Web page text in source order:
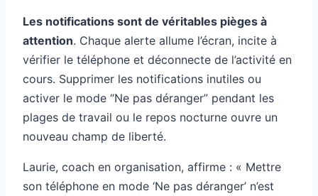
Les notifications sont de véritables pièges à
attention. Chaque alerte allume l’écran, incite à
vérifier le téléphone et déconnecte de l’activité en
cours. Supprimer les notifications inutiles ou
activer le mode “Ne pas déranger” pendant les
plages de travail ou le repos nocturne ouvre un
nouveau champ de liberté.
Laurie, coach en organisation, affirme : « Mettre
son téléphone en mode ‘Ne pas déranger’ n’est